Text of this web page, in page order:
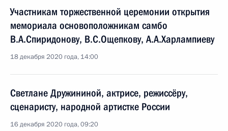
Участникам торжественной церемонии открытия
мемориала основоположникам самбо
В.А.Спиридонову, В.С.Ощепкову, А.А.Харлампиеву
18 декабря 2020 года, 14:00
Светлане Дружининой, актрисе, режиссёру,
сценаристу, народной артистке России
16 декабря 2020 года, 09:20